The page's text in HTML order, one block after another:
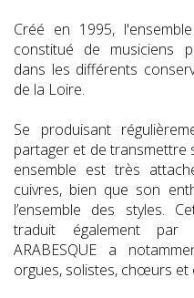
Créé en 1995,
constitué de musiciens
dans les différents
de la Loire.
Se produisant
partager et de transmettre
ensemble est très
cuivres, bien que son
l’ensemble des styles.
traduit également
ARABESQUE a
orgues, solistes, chœurs et